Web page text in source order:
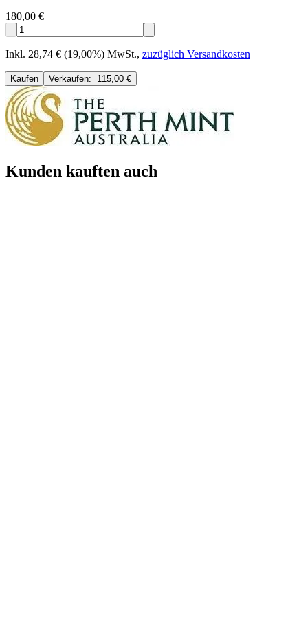
180,00 €
Inkl. 28,74 € (19,00%) MwSt., zuzüglich Versandkosten
Kaufen Verkaufen: 115,00 €
Kunden kauften auch